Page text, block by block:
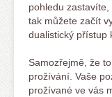
pohledu
tak můžete začít
dualistický přístup
Samozřejmě, že
prožívání. Vaše
prožívané ve vás